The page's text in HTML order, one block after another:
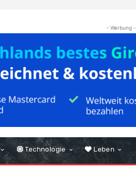
- Werbung -
Technologie Leben